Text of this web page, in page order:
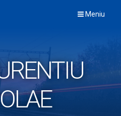
Meniu